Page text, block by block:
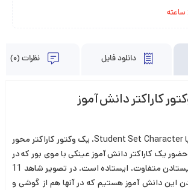
دانلود فایل نظرات (0)
کاراکتر دانش آموز
وکتور گذر از خیابان یا Student Set Character، یک وکتور کاراکتر محور
یک کاراکتر دانش آموز عینکی با موی بور که در
چندین پوز و حالت ایستادن متفاوت، ایستاده است. در تصویر شاهد 11
این دانش آموز هستیم که در آنها هم از گوشی و